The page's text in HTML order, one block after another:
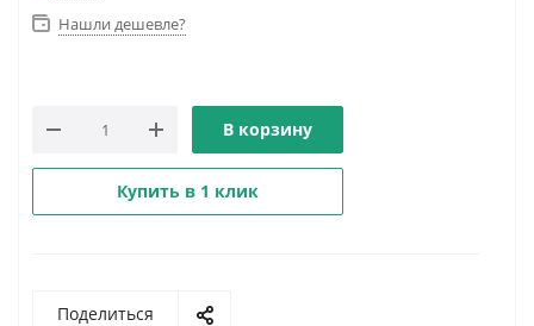
Нашли дешевле?
В корзину
Купить в 1 клик
Поделиться